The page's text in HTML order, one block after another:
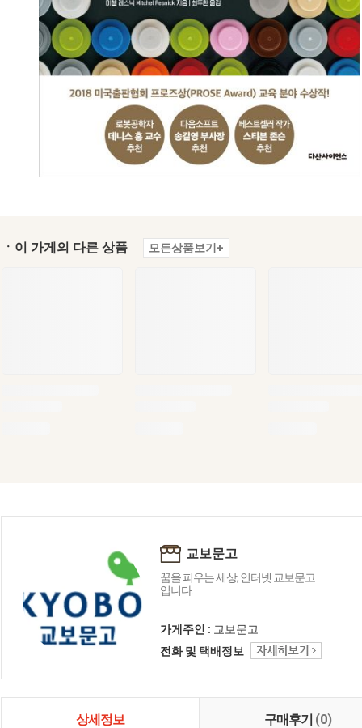
ㆍ이 가게의 다른 상품 모든상품보기+
교보문고
꿈을 피우는 세상, 인터넷 교보문고
입니다.
가게주인 : 교보문고
전화 및 택배정보
상세정보 구매후기 (0)